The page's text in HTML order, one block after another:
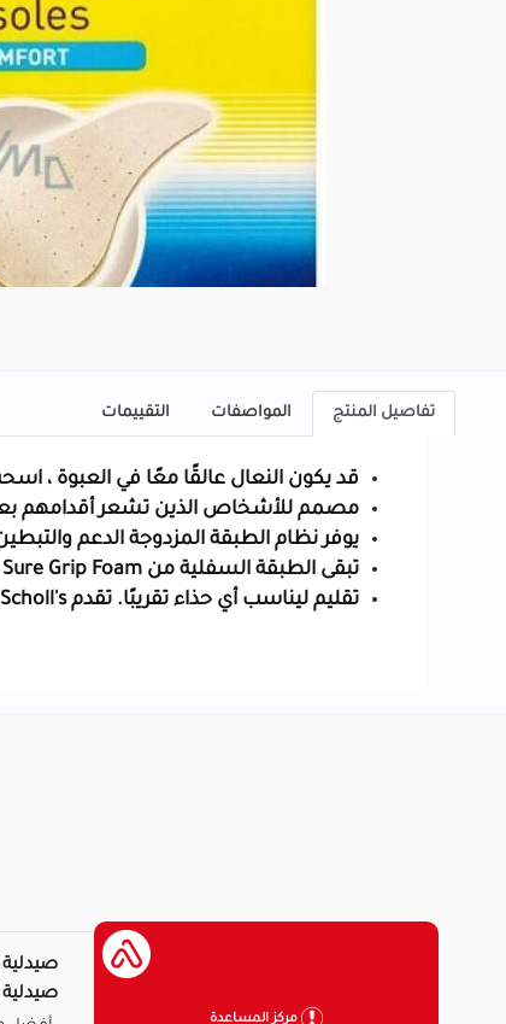
تفاصيل المنتج المواصفات التقييمات
قد يكون النعال عالقًا معًا في العبوة ،
مصمم للأشخاص الذين تشعر أقدامهم بعدم
يوفر نظام الطبقة المزدوجة الدعم
تبقى الطبقة السفلية من Sure Grip Foam في مكانها مع تقليل التجاعيد والتكتل
تقليم ليناسب أي حذاء تقريبًا. تقدم Scholl's ضمان استرداد الأموال إذا لم تكن راضيًا عن المنتج
مركز المساعدة
صيدلية